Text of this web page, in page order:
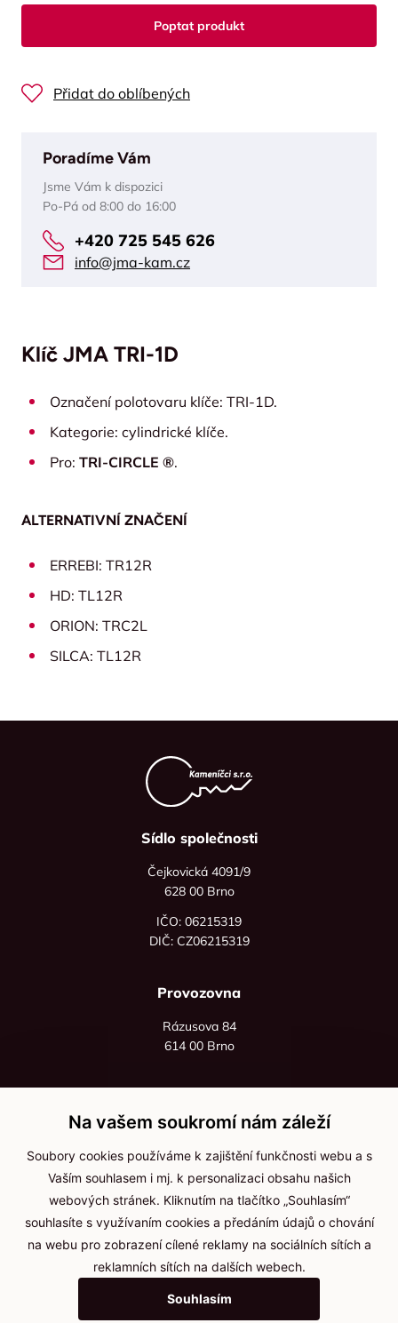
Poptat produkt
Přidat do oblíbených
Poradíme Vám
Jsme Vám k dispozici
Po-Pá od 8:00 do 16:00
+420 725 545 626
info@jma-kam.cz
Klíč JMA TRI-1D
Označení polotovaru klíče: TRI-1D.
Kategorie: cylindrické klíče.
Pro: TRI-CIRCLE ®.
ALTERNATIVNÍ ZNAČENÍ
ERREBI: TR12R
HD: TL12R
ORION: TRC2L
SILCA: TL12R
Sídlo společnosti
Čejkovická 4091/9
628 00 Brno
IČO: 06215319
DIČ: CZ06215319
Provozovna
Rázusova 84
614 00 Brno
+420 736 535 066
Po - pá: 8:00 - 16:00
info@jma-kam.cz
Důležité informace
Ochrana osobních údajů
Cookies
Na vašem soukromí nám záleží
Soubory cookies používáme k zajištění funkčnosti webu a s
Vaším souhlasem i mj. k personalizaci obsahu našich
webových stránek. Kliknutím na tlačítko „Souhlasím“
souhlasíte s využívaním cookies a předáním údajů o chování
na webu pro zobrazení cílené reklamy na sociálních sítích a
reklamních sítích na dalších webech.
Souhlasím